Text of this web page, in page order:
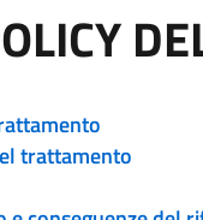
trattamento